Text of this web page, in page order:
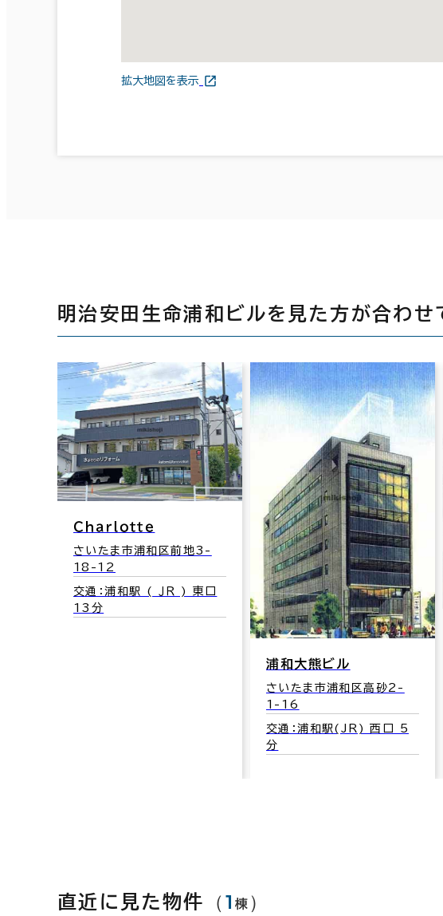
拡大地図を表示
明治安田生命浦和ビルを見た方が合わせ
Ｃｈａｒｌｏｔｔｅ
さいたま市浦和区前地3-
18-12
交通：浦和駅 ( ＪＲ ) 東口
13分
浦和大熊ビル
さいたま市浦和区高砂2-
1-16
交通：浦和駅(JR) 西口 5
分
直近に見た物件 （1 棟 ）